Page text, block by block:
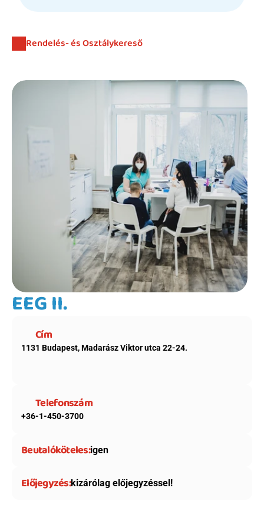
Szülőknek
HEIM Akadémia
Rendelés- és Osztálykereső
EEG II.
Cím
1131 Budapest, Madarász Viktor utca 22-24.
Telefonszám
+36-1-450-3700
Beutalóköteles:igen
Előjegyzés:kizárólag előjegyzéssel!